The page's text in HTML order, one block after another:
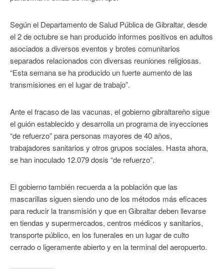
Según el Departamento de Salud Pública de Gibraltar, desde
el 2 de octubre se han producido informes positivos en adultos
asociados a diversos eventos y brotes comunitarios
separados relacionados con diversas reuniones religiosas.
“Esta semana se ha producido un fuerte aumento de las
transmisiones en el lugar de trabajo”.
Ante el fracaso de las vacunas, el gobierno gibraltareño sigue
el guión establecido y desarrolla un programa de inyecciones
“de refuerzo” para personas mayores de 40 años,
trabajadores sanitarios y otros grupos sociales. Hasta ahora,
se han inoculado 12.079 dosis “de refuerzo”.
El gobierno también recuerda a la población que las
mascarillas siguen siendo uno de los métodos más eficaces
para reducir la transmisión y que en Gibraltar deben llevarse
en tiendas y supermercados, centros médicos y sanitarios,
transporte público, en los funerales en un lugar de culto
cerrado o ligeramente abierto y en la terminal del aeropuerto.